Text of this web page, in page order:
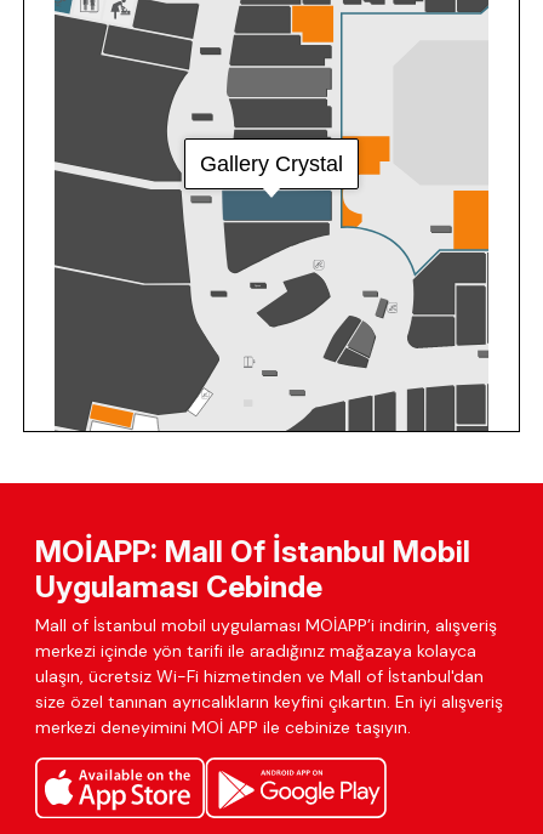
MOİAPP: Mall Of İstanbul Mobil
Uygulaması Cebinde
Mall of İstanbul mobil uygulaması MOİAPP’i indirin, alışveriş
merkezi içinde yön tarifi ile aradığınız mağazaya kolayca
ulaşın, ücretsiz Wi-Fi hizmetinden ve Mall of İstanbul'dan
size özel tanınan ayrıcalıkların keyfini çıkartın. En iyi alışveriş
merkezi deneyimini MOİ APP ile cebinize taşıyın.